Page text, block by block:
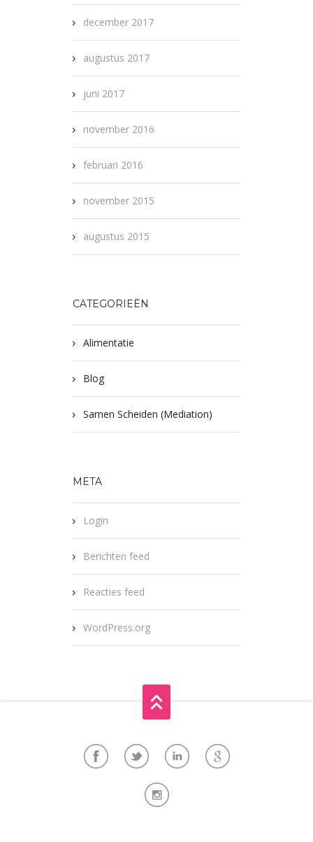
december 2017
augustus 2017
juni 2017
november 2016
februari 2016
november 2015
augustus 2015
CATEGORIEËN
Alimentatie
Blog
Samen Scheiden (Mediation)
META
Login
Berichten feed
Reacties feed
WordPress.org